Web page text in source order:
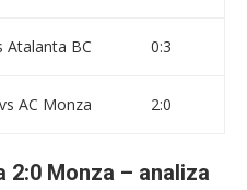
Atalanta BC 0:3
AC Monza 2:0
2:0 Monza – analiza